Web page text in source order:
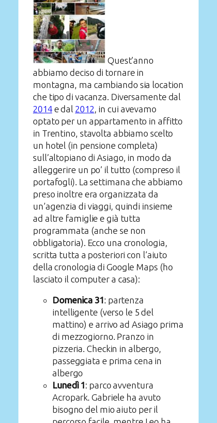
Quest’anno
abbiamo deciso di tornare in
montagna, ma cambiando sia location
che tipo di vacanza. Diversamente dal
2014e dal 2012 , in cui avevamo
optato per un appartamento in affitto
in Trentino, stavolta abbiamo scelto
un hotel (in pensione completa)
sull’altopiano di Asiago, in modo da
alleggerire un po’ il tutto (compreso il
portafogli). La settimana che abbiamo
preso inoltre era organizzata da
un’agenzia di viaggi, quindi insieme
ad altre famiglie e già tutta
programmata (anche se non
obbligatoria). Ecco una cronologia,
scritta tutta a posteriori con l’aiuto
della cronologia di Google Maps (ho
lasciato il computer a casa):
Domenica 31: partenza
intelligente (verso le 5 del
mattino) e arrivo ad Asiago prima
di mezzogiorno. Pranzo in
pizzeria. Checkin in albergo,
passeggiata e prima cena in
albergo
Lunedì 1: parco avventura
Acropark. Gabriele ha avuto
bisogno del mio aiuto per il